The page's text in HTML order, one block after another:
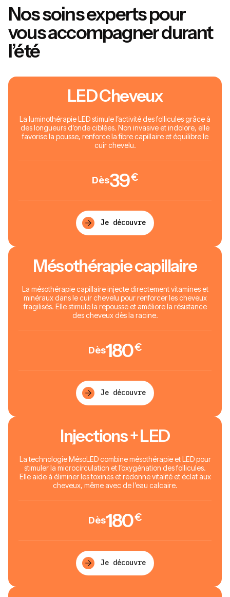
Nos soins experts pour
vous accompagner durant
l’été
LED Cheveux
La luminothérapie LED stimule l’activité des follicules grâce à
des longueurs d’onde ciblées. Non invasive et indolore, elle
favorise la pousse, renforce la fibre capillaire et équilibre le
cuir chevelu.
Dès39€
Je découvre
Mésothérapie capillaire
La mésothérapie capillaire injecte directement vitamines et
minéraux dans le cuir chevelu pour renforcer les cheveux
fragilisés. Elle stimule la repousse et améliore la résistance
des cheveux dès la racine.
Dès180€
Je découvre
Injections + LED
La technologie MésoLED combine mésothérapie et LED pour
stimuler la microcirculation et l’oxygénation des follicules.
Elle aide à éliminer les toxines et redonne vitalité et éclat aux
cheveux, même avec de l’eau calcaire.
Dès180€
Je découvre